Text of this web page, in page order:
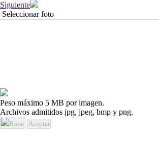
Siguiente
Seleccionar foto
Peso máximo 5 MB por imagen.
Archivos admitidos jpg, jpeg, bmp y png.
Rotar Aceptar